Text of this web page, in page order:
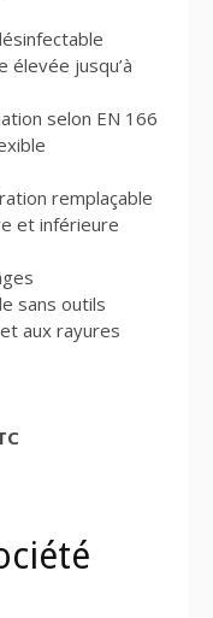
élevée jusqu’à
selon EN 166
remplaçable
et inférieure
sans outils
aux rayures